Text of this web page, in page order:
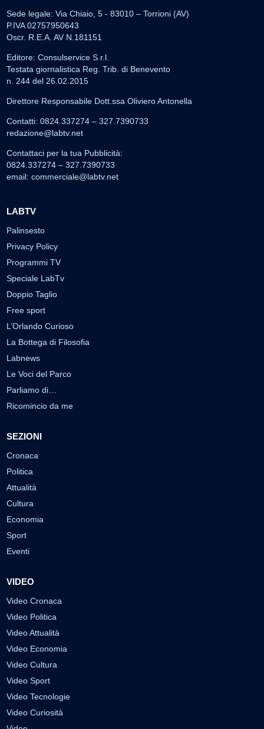
Sede legale: Via Chiaio, 5 - 83010 – Torrioni (AV)
P.IVA 02757950643
Oscr. R.E.A. AV N.181151
Editore: Consulservice S.r.l.
Testata giornalistica Reg. Trib. di Benevento
n. 244 del 26.02.2015
Direttore Responsabile Dott.ssa Oliviero Antonella
Contatti: 0824.337274 – 327.7390733
redazione@labtv.net
Contattaci per la tua Pubblicità:
0824.337274 – 327.7390733
email: commerciale@labtv.net
LABTV
Palinsesto
Privacy Policy
Programmi TV
Speciale LabTv
Doppio Taglio
Free sport
L’Orlando Curioso
La Bottega di Filosofia
Labnews
Le Voci del Parco
Parliamo di…
Ricomincio da me
SEZIONI
Cronaca
Politica
Attualità
Cultura
Economia
Sport
Eventi
VIDEO
Video Cronaca
Video Politica
Video Attualità
Video Economia
Video Cultura
Video Sport
Video Tecnologie
Video Curiosità